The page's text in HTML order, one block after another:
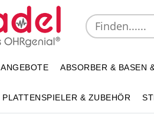
ANGEBOTE ABSORBER & BASEN
PLATTENSPIELER & ZUBEHÖR